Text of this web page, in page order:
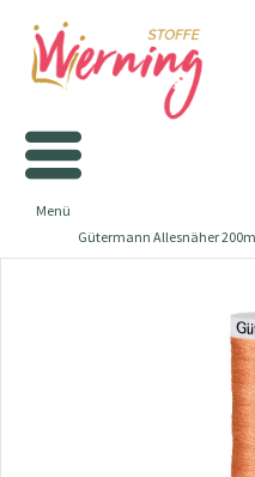
Menü
Gütermann Allesnäher